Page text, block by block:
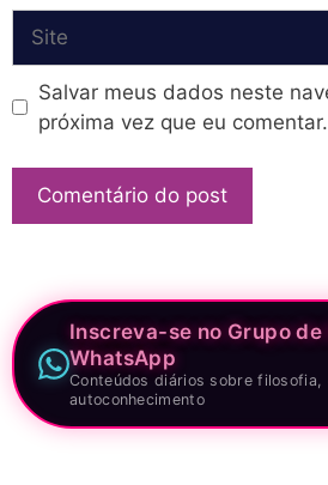
Salvar meus dados neste
próxima vez que eu comentar.
Inscreva-se no Grupo de
WhatsApp
Conteúdos diários sobre filosofia,
autoconhecimento